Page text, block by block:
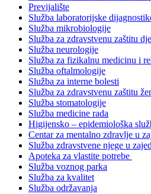
Previjalište
Služba laboratorijske
Služba mikrobiologije
Služba za zdravstvenu zaštitu
Služba neurologije
Služba za fizikalnu medicinu i
Služba oftalmologije
Služba za interne bolesti
Služba za zdravstvenu zaštitu
Služba stomatologije
Služba medicine rada
Higijensko – epidemiološka
Centar za mentalno zdravlje u
Služba zdravstvene njege u
Apoteka za vlastite potrebe
Služba voznog parka
Služba za kvalitet
Služba održavanja